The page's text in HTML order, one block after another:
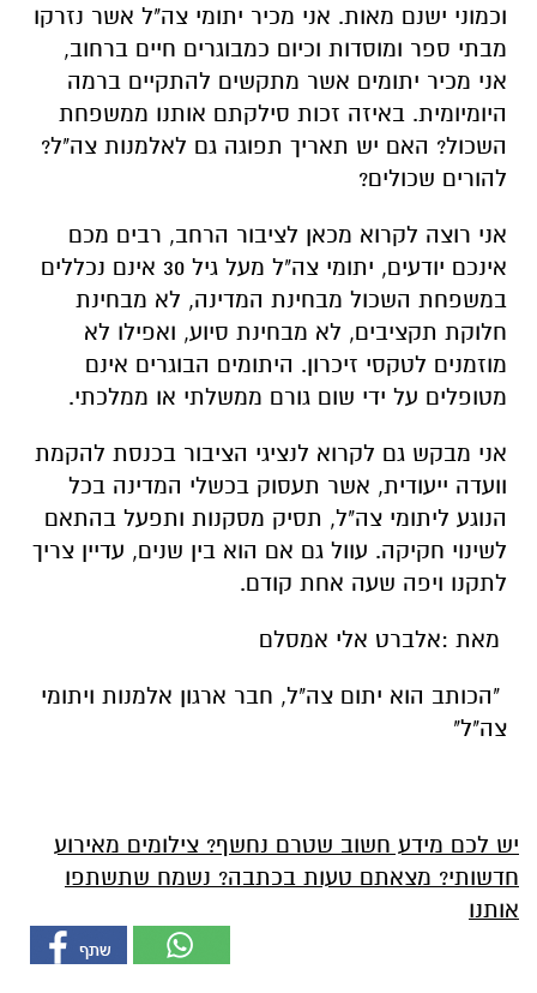
וכמוני ישנם מאות. אני מכיר יתומי צה"ל אשר נזרקו
מבתי ספר ומוסדות וכיום כמבוגרים חיים ברחוב,
אני מכיר יתומים אשר מתקשים להתקיים ברמה
היומיומית. באיזה זכות סילקתם אותנו ממשפחת
השכול? האם יש תאריך תפוגה גם לאלמנות צה"ל?
להורים שכולים?
אני רוצה לקרוא מכאן לציבור הרחב, רבים מכם
אינכם יודעים, יתומי צה"ל מעל גיל 30 אינם נכללים
במשפחת השכול מבחינת המדינה, לא מבחינת
חלוקת תקציבים, לא מבחינת סיוע, ואפילו לא
מוזמנים לטקסי זיכרון. היתומים הבוגרים אינם
מטופלים על ידי שום גורם ממשלתי או ממלכתי.
אני מבקש גם לקרוא לנציגי הציבור בכנסת להקמת
וועדה ייעודית, אשר תעסוק בכשלי המדינה בכל
הנוגע ליתומי צה"ל, תסיק מסקנות ותפעל בהתאם
לשינוי חקיקה. עוול גם אם הוא בין שנים, עדיין צריך
לתקנו ויפה שעה אחת קודם.
מאת :אלברט אלי אמסלם
"הכותב הוא יתום צה"ל, חבר ארגון אלמנות ויתומי
צה"ל"
יש לכם מידע חשוב שטרם נחשף? צילומים מאירוע
חדשותי? מצאתם טעות בכתבה? נשמח שתשתפו
אותנו